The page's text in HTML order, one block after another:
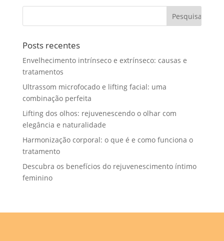
Posts recentes
Envelhecimento intrínseco e extrínseco: causas e
tratamentos
Ultrassom microfocado e lifting facial: uma
combinação perfeita
Lifting dos olhos: rejuvenescendo o olhar com
elegância e naturalidade
Harmonização corporal: o que é e como funciona o
tratamento
Descubra os benefícios do rejuvenescimento íntimo
feminino